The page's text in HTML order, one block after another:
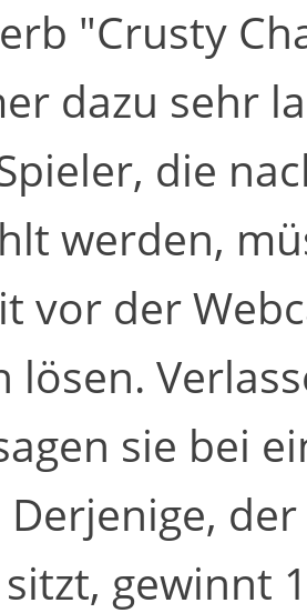
"Crusty
dazu sehr
die
werden,
vor der
lösen.
sie bei
gewinnt